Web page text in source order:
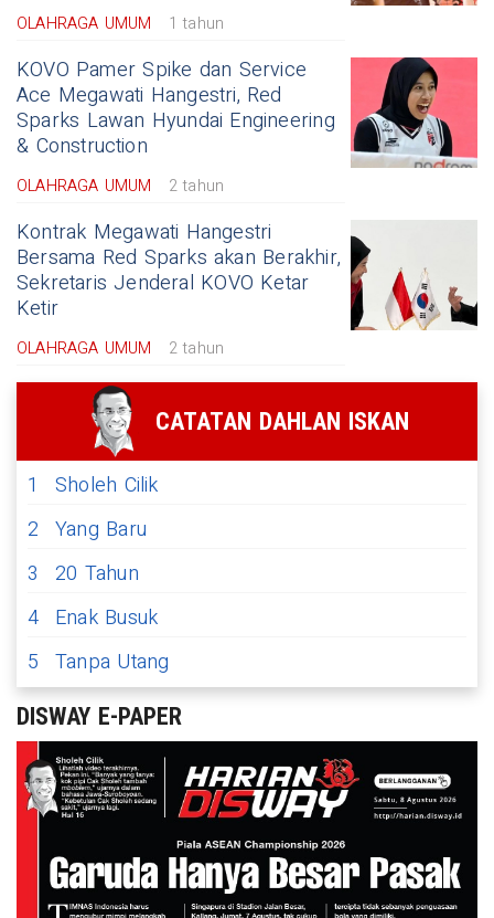
OLAHRAGA UMUM 1 tahun
KOVO Pamer Spike dan Service
Ace Megawati Hangestri, Red
Sparks Lawan Hyundai Engineering
& Construction
OLAHRAGA UMUM 2 tahun
Kontrak Megawati Hangestri
Bersama Red Sparks akan Berakhir,
Sekretaris Jenderal KOVO Ketar
Ketir
OLAHRAGA UMUM 2 tahun
CATATAN DAHLAN ISKAN
1
Sholeh Cilik
2 Yang Baru
3
20 Tahun
4 Enak Busuk
5 Tanpa Utang
DISWAY E-PAPER